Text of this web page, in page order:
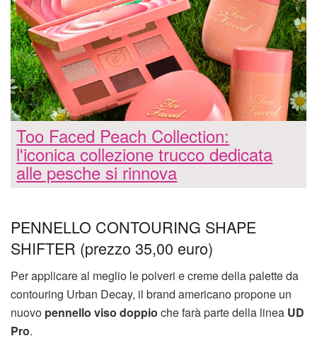
Too Faced Peach Collection:
l'iconica collezione trucco dedicata
alle pesche si rinnova
PENNELLO CONTOURING SHAPE
SHIFTER (prezzo 35,00 euro)
Per applicare al meglio le polveri e creme della palette da
contouring Urban Decay, il brand americano propone un
nuovo pennello viso doppio che farà parte della linea UD
Pro.